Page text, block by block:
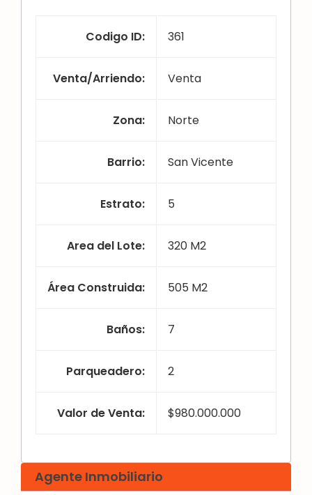
Codigo ID: 361
Venta/Arriendo: Venta
Zona: Norte
Barrio: San Vicente
Estrato: 5
Area del Lote: 320 M2
Área Construida: 505 M2
Baños: 7
Parqueadero: 2
Valor de Venta: $980.000.000
Agente Inmobiliario